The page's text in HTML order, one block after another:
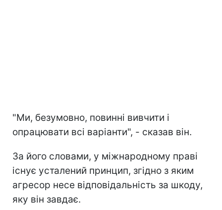
"Ми, безумовно, повинні вивчити і
опрацювати всі варіанти", - сказав він.
За його словами, у міжнародному праві
існує усталений принцип, згідно з яким
агресор несе відповідальність за шкоду,
яку він завдає.